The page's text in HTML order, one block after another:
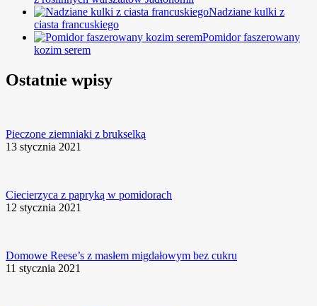
Nadziane kulki z
ciasta francuskiego
Pomidor faszerowany
kozim serem
Ostatnie wpisy
Pieczone ziemniaki z brukselką
13 stycznia 2021
Ciecierzyca z papryką w pomidorach
12 stycznia 2021
Domowe Reese’s z masłem migdałowym bez cukru
11 stycznia 2021